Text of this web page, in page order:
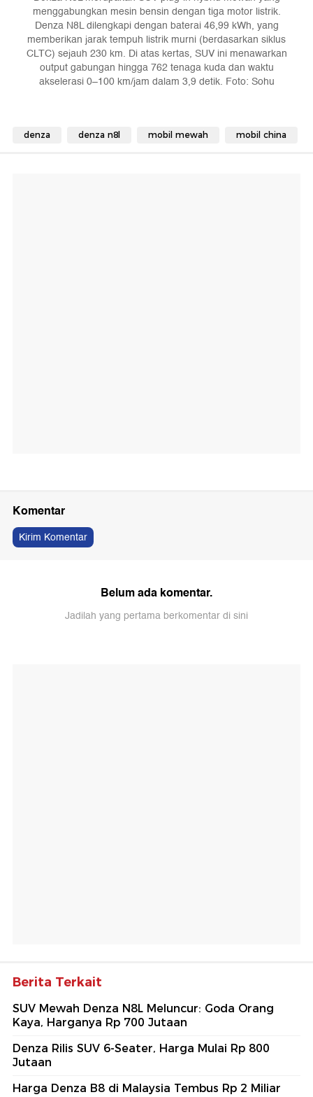
menggabungkan mesin bensin dengan tiga motor listrik.
Denza N8L dilengkapi dengan baterai 46,99 kWh, yang
memberikan jarak tempuh listrik murni (berdasarkan siklus
CLTC) sejauh 230 km. Di atas kertas, SUV ini menawarkan
output gabungan hingga 762 tenaga kuda dan waktu
akselerasi 0–100 km/jam dalam 3,9 detik. Foto: Sohu
denza denza n8l mobil mewah mobil china
Komentar
Kirim Komentar
Belum ada komentar.
Jadilah yang pertama berkomentar di sini
Berita Terkait
SUV Mewah Denza N8L Meluncur: Goda Orang
Kaya, Harganya Rp 700 Jutaan
Denza Rilis SUV 6-Seater, Harga Mulai Rp 800
Jutaan
Harga Denza B8 di Malaysia Tembus Rp 2 Miliar